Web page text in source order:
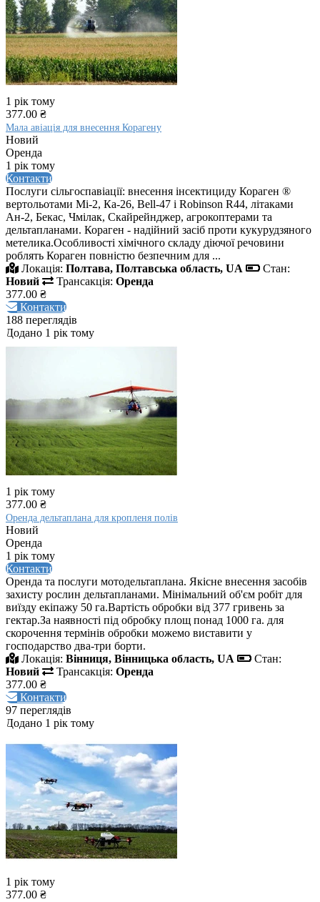
1 рік тому
377.00 ₴
Мала авіація для внесення Корагену
Новий
Оренда
1 рік тому
Контакти
Послуги сільгоспавіації: внесення інсектициду Кораген ®
вертольотами Мі-2, Ка-26, Bell-47 і Robinson R44, літаками
Ан-2, Бекас, Чмілак, Скайрейнджер, агрокоптерами та
дельтапланами. Кораген - надійний засіб проти кукурудзяного
метелика.Особливості хімічного складу діючої речовини
роблять Кораген повністю безпечним для ...
Локація: Полтава, Полтавська область, UA
Стан:
Новий
Трансакція: Оренда
377.00 ₴
Контакти
188 переглядів
Додано 1 рік тому
1 рік тому
377.00 ₴
Оренда дельтаплана для кропленя полів
Новий
Оренда
1 рік тому
Контакти
Оренда та послуги мотодельтаплана. Якісне внесення засобів
захисту рослин дельтапланами. Мінімальний об'єм робіт для
виїзду екіпажу 50 га.Вартість обробки від 377 гривень за
гектар.За наявності під обробку площ понад 1000 га. для
скорочення термінів обробки можемо виставити у
господарство два-три борти.
Локація: Вінниця, Вінницька область, UA
Стан:
Новий
Трансакція: Оренда
377.00 ₴
Контакти
97 переглядів
Додано 1 рік тому
1 рік тому
377.00 ₴